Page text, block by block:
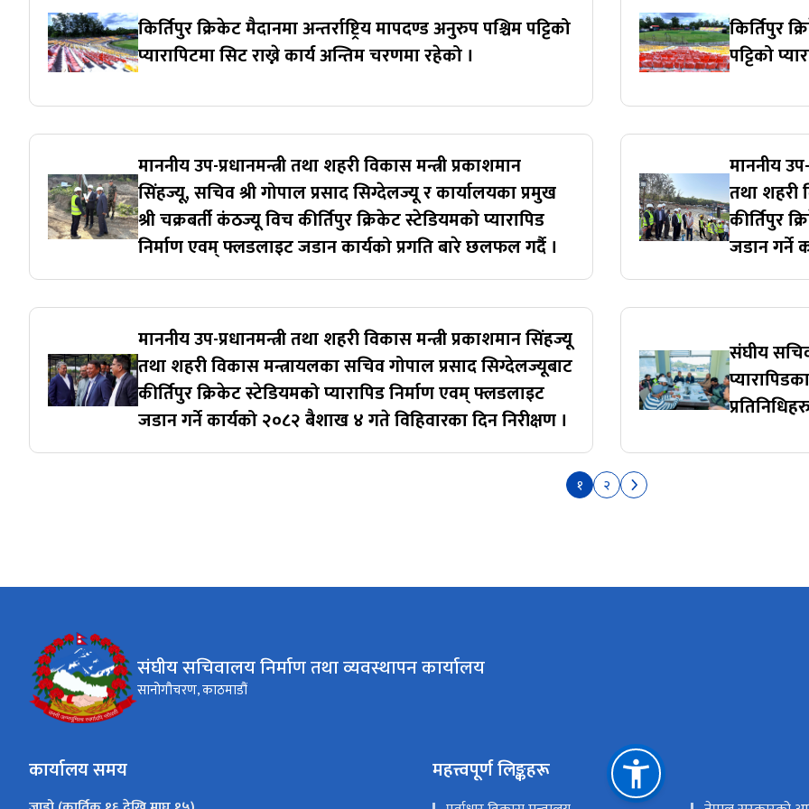
किर्तिपुर क्रिकेट मैदानमा अन्तर्राष्ट्रिय मापदण्ड अनुरुप पश्चिम पट्टिको
प्यारापिटमा सिट राख्ने कार्य अन्तिम चरणमा रहेको ।
किर्तिपुर
पट्टिको
माननीय उप-प्रधानमन्त्री तथा शहरी विकास मन्त्री प्रकाशमान
सिंहज्यू, सचिव श्री गोपाल प्रसाद सिग्देलज्यू र कार्यालयका प्रमुख
श्री चक्रबर्ती कंठज्यू विच कीर्तिपुर क्रिकेट स्टेडियमको प्यारापिड
निर्माण एवम् फ्लडलाइट जडान कार्यको प्रगति बारे छलफल गर्दै ।
माननीय
तथा शहरी
कीर्तिपुर
जडान गर्ने
माननीय उप-प्रधानमन्त्री तथा शहरी विकास मन्त्री प्रकाशमान सिंहज्यू
तथा शहरी विकास मन्त्रायलका सचिव गोपाल प्रसाद सिग्देलज्यूबाट
कीर्तिपुर क्रिकेट स्टेडियमको प्यारापिड निर्माण एवम् फ्लडलाइट
जडान गर्ने कार्यको २०८२ बैशाख ४ गते विहिवारका दिन निरीक्षण ।
संघीय
१ २
संघीय सचिवालय निर्माण तथा व्यवस्थापन कार्यालय
सानोगौचरण, काठमाडौं
कार्यालय समय महत्त्वपूर्ण लिङ्कहरू